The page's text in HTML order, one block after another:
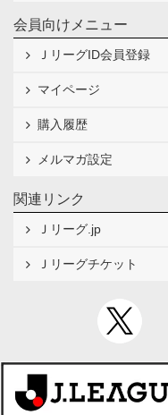
会員向けメニュー
ＪリーグID会員登録
マイページ
購入履歴
メルマガ設定
関連リンク
Ｊリーグ.jp
Ｊリーグチケット